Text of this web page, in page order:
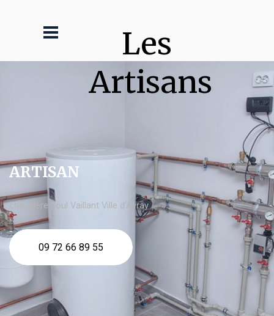
Les
Artisans
ARTISAN
chaudière fioul Vaillant Ville d'Avray
09 72 66 89 55